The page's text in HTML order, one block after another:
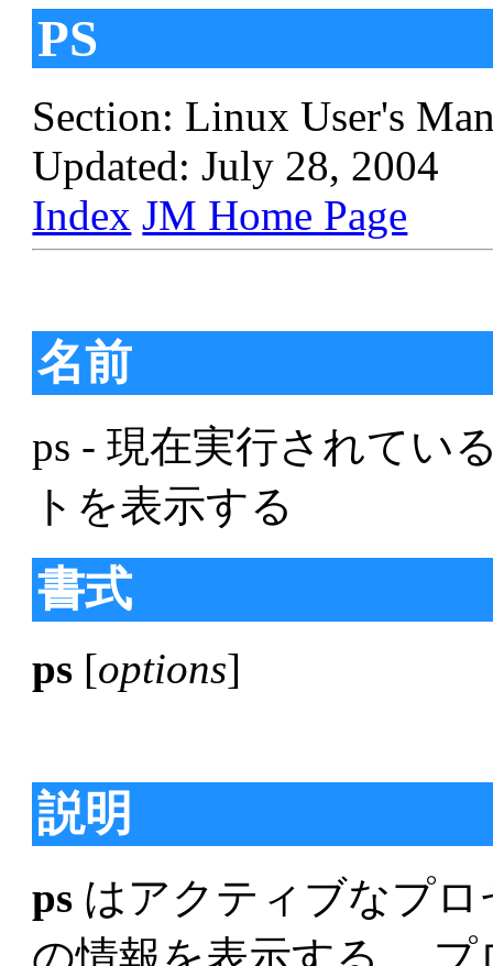
PS
Section: Linux User's
Updated: July 28, 2004
Index JM Home Page
名前
ps - 現在実行されてい
トを表示する
書式
ps [options]
説明
ps はアクティブなプ
の情報を表示する。